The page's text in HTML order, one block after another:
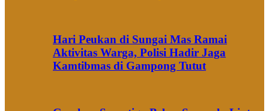
Hari Peukan di Sungai Mas Ramai
Aktivitas Warga, Polisi Hadir Jaga
Kamtibmas di Gampong Tutut